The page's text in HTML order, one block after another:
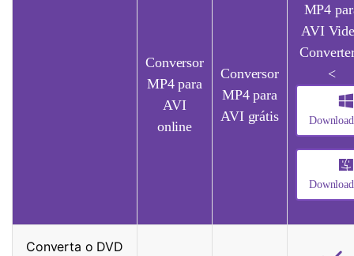
Conversor
MP4 para
AVI
online
Conversor
MP4 para
AVI grátis
MP4
AVI
<
Download
Download
Converta o DVD